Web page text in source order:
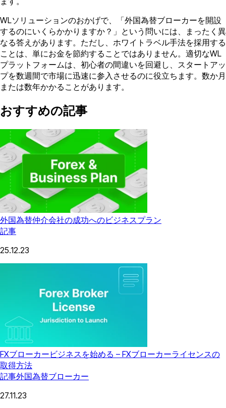
WLソリューションのおかげで、「外国為替ブローカーを開設
するのにいくらかかりますか？」という問いには、まったく異
なる答えがあります。ただし、ホワイトラベル手法を採用する
ことは、単にお金を節約することではありません。適切なWL
プラットフォームは、初心者の間違いを回避し、スタートアッ
プを数週間で市場に迅速に参入させるのに役立ちます。数か月
または数年かかることがあります。
おすすめの記事
外国為替仲介会社の成功へのビジネスプラン
記事
25.12.23
FXブローカービジネスを始める – FXブローカーライセンスの
取得方法
記事外国為替ブローカー
27.11.23